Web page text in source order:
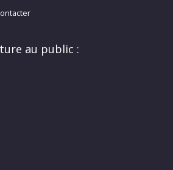
au public :